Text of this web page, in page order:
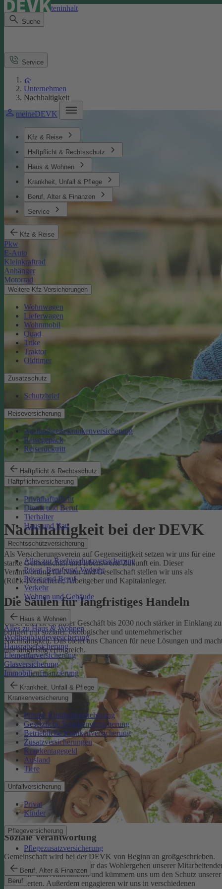
Direkt zum Seiteninhalt
Suche
meineDEVK
Kfz & Reise
Haftpflicht & Rechtsschutz
Haus & Wohnen
Krankheit, Unfall & Pflege
Beruf, Alter & Finanzen
Service
Kfz & Reise
Pkw
E-Auto
Kleinkraftrad
Anhänger
Motorrad
Weitere Kfz-Versicherungen
Wohnwagen
Lieferwagen
Wohnmobil
Quad
Trike
Traktor
Oldtimer
Zusatzschutz
Schutzbrief
Reiseversicherung
Auslandsreisekrankenversicherung
Reisegepäck
Reiserücktritt
Haftpflicht & Rechtsschutz
Haftpflichtversicherung
Privathaftpflicht
Dienst und Beruf
Tierhalter
Haus und Bau
Rechtsschutzversicherung
Alles zur Rechtsschutzversicherung
Privat, Beruf und Verkehr
Privat und Beruf
Verkehr
Wohnen und Gebäude
Haus & Wohnen
Alles zu Haus & Wohnen
Wohngebäudeversicherung
Hausratversicherung
Elementarversicherung
Glasversicherung
Immobilienfinanzierung
Krankheit, Unfall & Pflege
Krankenversicherung
Private Krankenversicherung
Gesetzliche Krankenversicherung
Betriebliche Krankenversicherung
Zusatzversicherungen
Krankentagegeld
Ausland
Tiere
Unfallversicherung
Privat
Kinder
Pflegeversicherung
Pflegezusatzversicherung
Beruf, Alter & Finanzen
Beruf
Service
Unternehmen
Nachhaltigkeit
Nachhaltigkeit bei der DEVK
Als Versicherungsverein auf Gegenseitigkeit setzen wir uns für eine
starke Gemeinschaft und lebenswerte Zukunft ein. Dieser
Verantwortung für Natur und Gesellschaft stellen wir uns als
(Rück-)Versicherer, Arbeitgeber und Kapitalanleger.
Die Säulen für langfristiges Handeln
Unser Ziel ist es, unser Geschäft bis 2030 noch stärker in Einklang zu
bringen mit sozialer, ökologischer und unternehmerischer
Nachhaltigkeit. Das bietet uns Chancen für neue Lösungen und
uns langfristig erfolgreich.
Soziale Verantwortung
Gemeinschaft wird bei der DEVK von Beginn an großgeschrieben.
Deshalb tragen wir Sorge für das Wohlergehen unserer
im Innen- und Außendienst und kümmern uns um den Schutz unserer
Versicherten. Außerdem engagieren wir uns in verschiedenen